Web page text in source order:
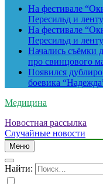
На фестивале
Пересильд и
На фестивале
Пересильд и
Начались съёмки
про свинцового
Появился
боевика
Медицина
Новостная рассылка
Случайные новости
Меню
Найти: